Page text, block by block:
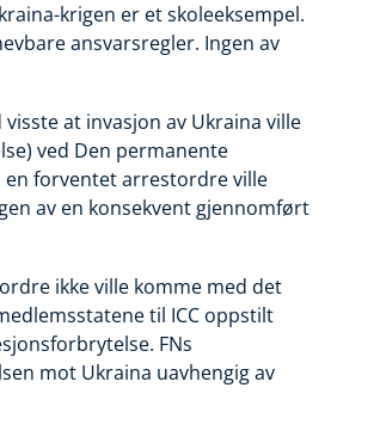
krigen er et skoleeksempel.
ansvarsregler. Ingen av
at invasjon av Ukraina ville
ved Den permanente
en forventet arrestordre ville
av en konsekvent gjennomført
ikke ville komme med det
til ICC oppstilt
FNs
mot Ukraina uavhengig av